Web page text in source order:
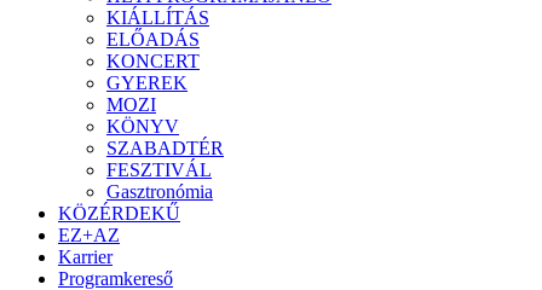
KIÁLLÍTÁS
ELŐADÁS
KONCERT
GYEREK
MOZI
KÖNYV
SZABADTÉR
FESZTIVÁL
Gasztronómia
KÖZÉRDEKŰ
EZ+AZ
Karrier
Programkereső